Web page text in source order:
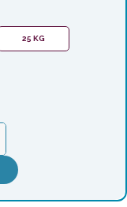
25 KG